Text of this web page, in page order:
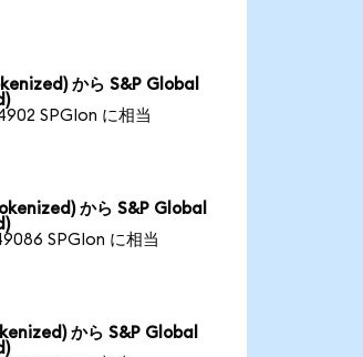
から S&P Global
SPGIon に相当
から S&P Global
SPGIon に相当
から S&P Global